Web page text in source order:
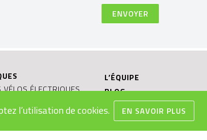
ÉLECTRIQUES
VÉLOS ÉLECTRIQUES
L’ÉQUIPE
BLOG
CONFIGURATEUR VÉLO
TESTER UN VÉLO
OCCASIONS ET PRIX
l’utilisation de cookies. EN SAVOIR PLUS